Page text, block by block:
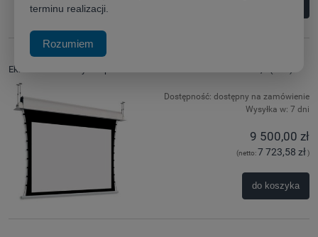
Ekran do zabudowy z napinaczami Adeo Inceel Tensio 365x205,1 (16:9)
Dostępność: dostępny na zamówienie
Wysyłka w: 7 dni
9 500,00 zł
(netto:7 723,58 zł)
do koszyka
terminu realizacji.
Rozumiem